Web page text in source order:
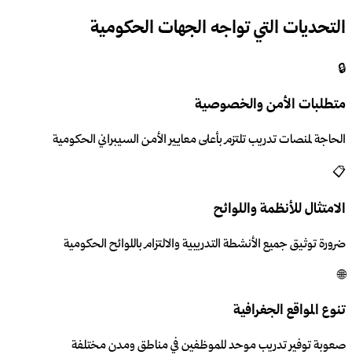
التحديات التي تواجه الجهات الحكومية
🔒
متطلبات الأمن والخصوصية
الحاجة لمنصات تدريب تلتزم بأعلى معايير الأمن السيبراني الحكومية
📋
الامتثال للأنظمة واللوائح
ضرورة توثيق جميع الأنشطة التدريبية والالتزام باللوائح الحكومية
🌐
تنوع المواقع الجغرافية
صعوبة توفير تدريب موحد للموظفين في مناطق ومدن مختلفة